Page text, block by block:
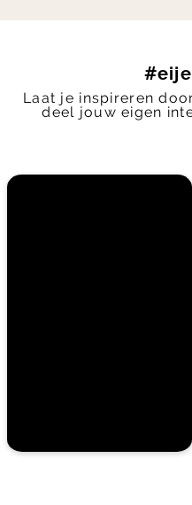
Laat je inspireren
deel jouw eigen